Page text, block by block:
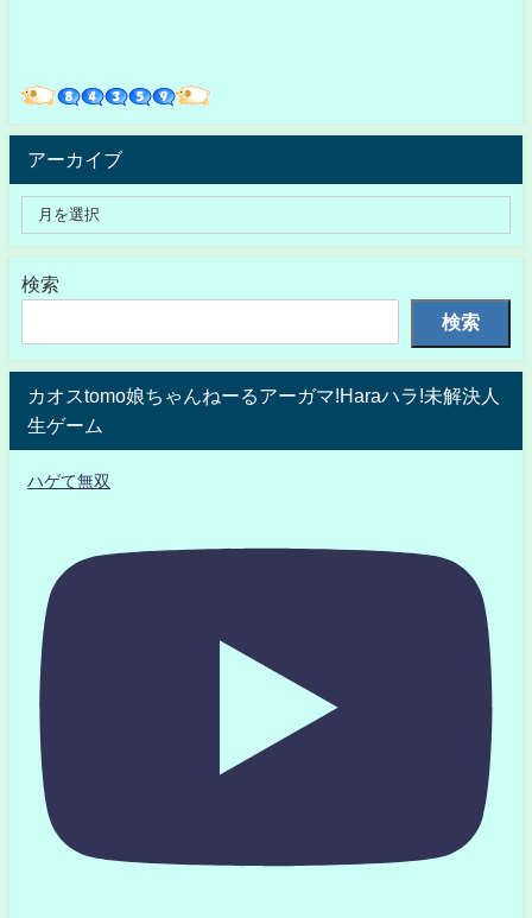
アーカイブ
検索
検索
カオスtomo娘ちゃんねーるアーガマ!Haraハラ!未解決人
生ゲーム
ハゲて無双